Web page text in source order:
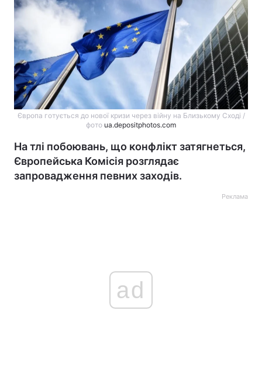
Європа готується до нової кризи через війну на Близькому Сході /
фото ua.depositphotos.com
На тлі побоювань, що конфлікт затягнеться,
Європейська Комісія розглядає
запровадження певних заходів.
Реклама
ad